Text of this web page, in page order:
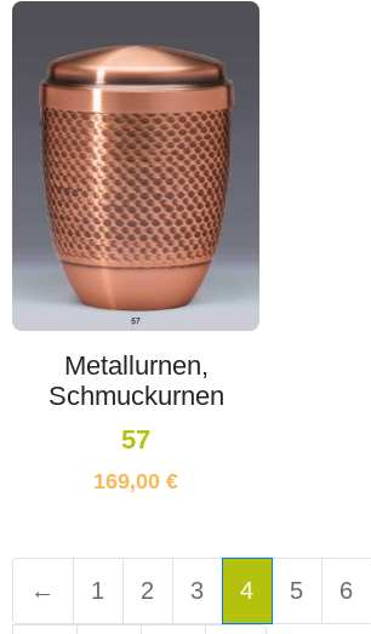
Metallurnen,
Schmuckurnen
57
169,00 €
← 1 2 3 4 5 6